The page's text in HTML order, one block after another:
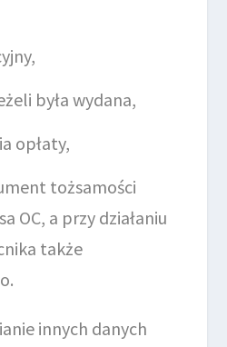
była wydana,
opłaty,
tożsamości
OC, a przy działaniu
także
innych danych